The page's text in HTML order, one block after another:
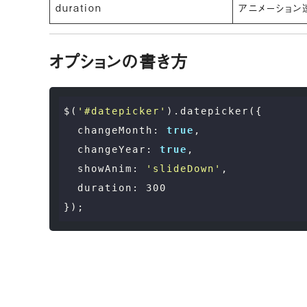
duration アニメーション
オプションの書き方
$( '#datepicker' ).datepicker({
changeMonth : true ,
changeYear : true ,
showAnim : 'slideDown' ,
duration : 300